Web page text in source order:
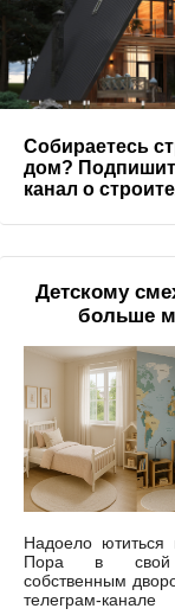
Собираетесь
дом?
канал о
Детскому
больше
Надоело ютиться
Пора в
собственным
телеграм-канале